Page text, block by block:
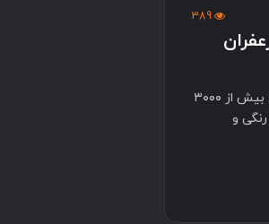
389
سابقهٔ کاشت زعفران در ایران به بیش از ۳۰۰۰
و